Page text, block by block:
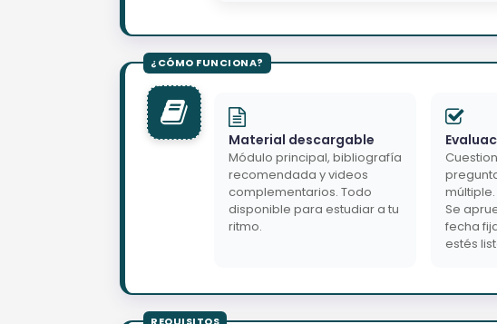
Material descargable
Módulo principal, bibliografía
recomendada y videos
complementarios. Todo
disponible para estudiar a tu
ritmo.
Se
fecha
estés